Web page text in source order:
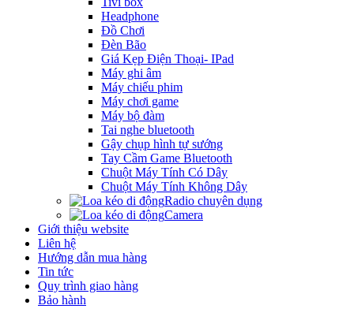
Headphone
Đồ Chơi
Đèn Bão
Giá Kẹp Điện Thoại- IPad
Máy ghi âm
Máy chiếu phim
Máy chơi game
Máy bộ đàm
Tai nghe bluetooth
Gậy chụp hình tự sướng
Tay Cầm Game Bluetooth
Chuột Máy Tính Có Dây
Chuột Máy Tính Không Dây
Radio chuyên dụng
Camera
Giới thiệu website
Liên hệ
Hướng dẫn mua hàng
Tin tức
Quy trình giao hàng
Bảo hành